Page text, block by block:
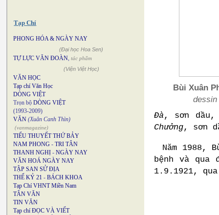
Tạp Chí
PHONG HÓA & NGÀY NAY
(Đại học Hoa Sen)
TỰ LỰC VĂN ĐOÀN, tác phẩm
(Viện Việt Học)
VĂN HỌC
Tạp chí Văn Học
DÒNG VIỆT
Trọn bộ DÒNG VIỆT
(1993-2009)
VĂN (Xuân Canh Thìn)
(vanmagazine)
TIỂU THUYẾT THỨ BẢY
NAM PHONG - TRI TÂN
THANH NGHỊ - NGÀY NAY
VĂN HOÁ NGÀY NAY
TẬP SAN SỬ ĐỊA
THẾ KỶ 21 - BÁCH KHOA
Tạp Chí VHNT Miền Nam
TÂN VĂN
TIN VĂN
Tạp chí ĐỌC VÀ VIẾT
Bùi Xuân
dessin
Đà , sơn dầu,
Chưởng, sơn
Năm
bệnh và
1.9.1921,